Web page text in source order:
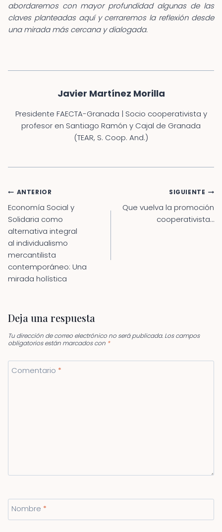
abordaremos con mayor profundidad algunas de las
claves planteadas aquí y cerraremos la reflexión desde
una mirada más cercana y dialogada.
Javier Martínez Morilla
Presidente FAECTA-Granada | Socio cooperativista y
profesor en Santiago Ramón y Cajal de Granada
(TEAR, S. Coop. And.)
Navegación
de
entradas
ANTERIOR
Economía Social y
Solidaria como
alternativa integral
al individualismo
mercantilista
contemporáneo: Una
mirada holística
SIGUIENTE
Que vuelva la promoción
cooperativista…
Deja una respuesta
Tu dirección de correo electrónico no será publicada. Los campos
obligatorios están marcados con *
Comentario *
Nombre *